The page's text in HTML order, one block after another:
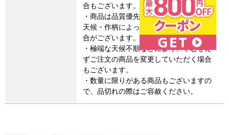
合もございます。
・商品は品質優先でお届けしますので、
天候・作柄によってお届け日が遅れる場
合がございます。
・極端な天候不順などにより、やむをえ
ずご注文の商品を変更していただく場合
もございます。
・数量に限りがある商品もございますの
で、品切れの際はご容赦ください。